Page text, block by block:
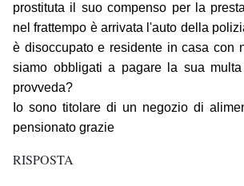
prostituta il suo compenso per la
nel frattempo è arrivata l'auto della
è disoccupato e residente in casa con
siamo obbligati a pagare la sua
provveda?
Io sono titolare di un negozio di
pensionato grazie
RISPOSTA